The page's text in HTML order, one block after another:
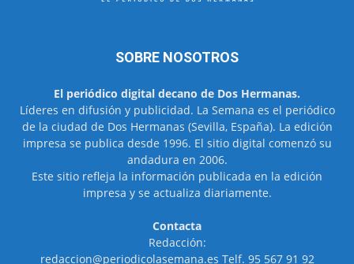
SOBRE NOSOTROS
El periódico digital decano de Dos Hermanas.
Líderes en difusión y publicidad. La Semana es el periódico
de la ciudad de Dos Hermanas (Sevilla, España). La edición
impresa se publica desde 1996. El sitio digital comenzó su
andadura en 2006.
Este sitio refleja la información publicada en la edición
impresa y se actualiza diariamente.
Contacta
Redacción:
redaccion@periodicolasemana.es Telf. 95 567 91 92